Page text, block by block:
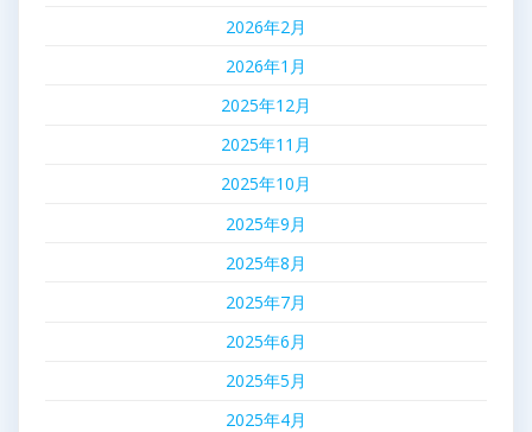
2026年2月
2026年1月
2025年12月
2025年11月
2025年10月
2025年9月
2025年8月
2025年7月
2025年6月
2025年5月
2025年4月